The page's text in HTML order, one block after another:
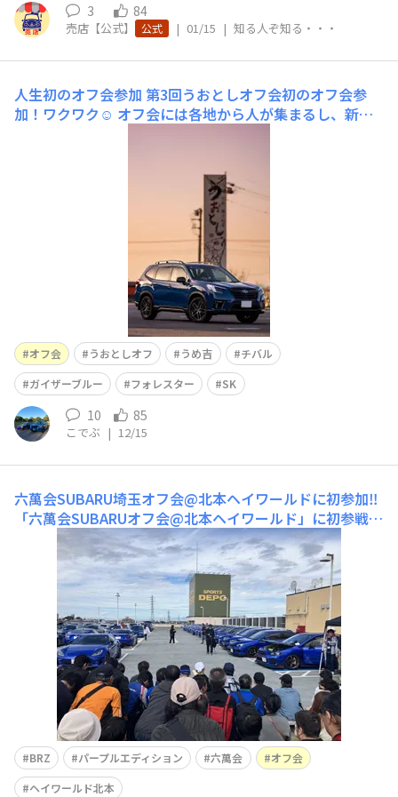
3 84
売店【公式】 公式 | 01/15 | 知る人ぞ知る・・・
人生初のオフ会参加 第3回うおとしオフ会初のオフ会参
加！ワクワク☺️ オフ会には各地から人が集まるし、新参
🚙💨こんなに早い時間に来たの初めて！おはやいます🐓し
かしながら、お客様がぽつぽつといらっしゃる！
オフ会 うおとしオフ うめ吉
チバル
ガイザーブルー
フォレスター SK
10 85
こでぶ | 12/15
六萬会SUBARU埼玉オフ会@北本ヘイワールドに初参加‼️
「六萬会SUBARUオフ会@北本ヘイワールド」に初参戦‼️
ドレスアップされた拘りのSUBARU車200台が埼玉県北本
市に集結し、各々のオーナーからの熱いトークはじめ、出
展されているカスタマイズショップやディーラー担当者か
らの貴重な情報も頂き、有意義なひと時を過ごせました。
ジャンケン大会では「匠モータ
BRZ パープルエディション 六萬会
オフ会
ヘイワールド北本